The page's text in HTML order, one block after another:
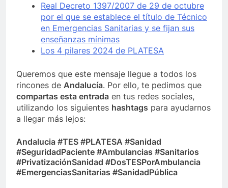
Real Decreto 1397/2007 de 29 de octubre
por el que se establece el título de Técnico
en Emergencias Sanitarias y se fijan sus
enseñanzas mínimas
Los 4 pilares 2024 de PLATESA
Queremos que este mensaje llegue a todos los
rincones de Andalucía. Por ello, te pedimos que
compartas esta entrada en tus redes sociales,
utilizando los siguientes hashtags para ayudarnos
a llegar más lejos:
Andalucia #TES #PLATESA #Sanidad
#SeguridadPaciente #Ambulancias #Sanitarios
#PrivatizaciónSanidad #DosTESPorAmbulancia
#EmergenciasSanitarias #SanidadPública